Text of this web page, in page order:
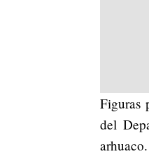
Figuras
del
arhuaco.